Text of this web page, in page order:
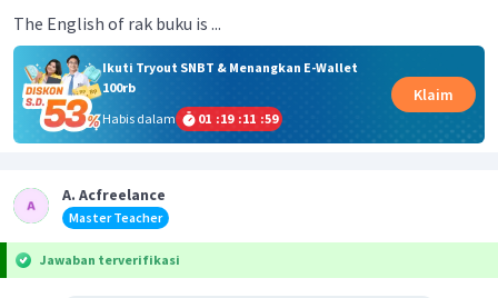
The English of rak buku is ...
Ikuti Tryout SNBT & Menangkan E-Wallet
100rb
Habis dalam
01 :19 :11 :59
Klaim
A. Acfreelance
Master Teacher
Jawaban terverifikasi